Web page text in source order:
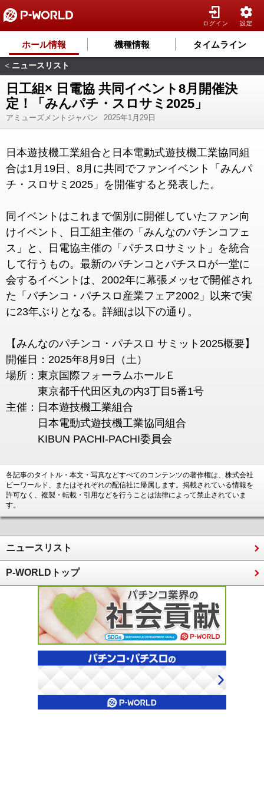
ログイン 設定
ホール情報 機種情報 タイムライン
< ニュースリスト
日工組× 日電協 共同イベント8月開催決
定！「みんパチ・スロサミ2025」
アミューズメントジャパン 2025年1月29日
日本遊技機工業組合と日本電動式遊技機工業協同組
合は1月19日、8月に共同でファンイベント「みんパ
チ・スロサミ2025」を開催すると発表した。
同イベントはこれまで個別に開催していたファン向
けイベント、日工組主催の「みんなのパチンコフェ
ス」と、日電協主催の「パチスロサミット」を統合
して行うもの。最新のパチンコとパチスロが一堂に
会するイベントは、2002年に幕張メッセで開催され
た「パチンコ・パチスロ産業フェア2002」以来で実
に23年ぶりとなる。詳細は以下の通り。
【みんなのパチンコ・パチスロ サミット2025概要】
開催日：2025年8月9日（土）
場所：東京国際フォーラムホールＥ
東京都千代田区丸の内3丁目5番1号
主催：日本遊技機工業組合
日本電動式遊技機工業協同組合
KIBUN PACHI-PACHI委員会
各記事のタイトル・本文・写真などすべてのコンテンツの著作権は、株式会社
ピーワールド、またはそれぞれの配信社に帰属します。掲載されている情報を
許可なく、複製・転載・引用などを行うことは法律によって禁止されていま
す。
ニュースリスト
P-WORLDトップ